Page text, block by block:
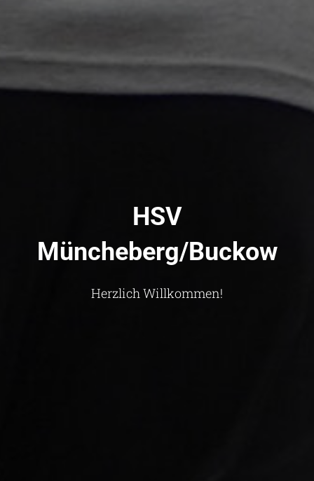
HSV
Müncheberg/Buckow
Herzlich Willkommen!